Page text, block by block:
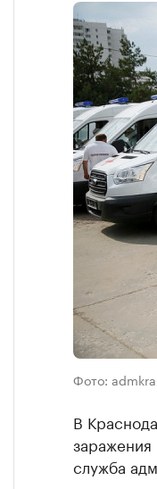
Фото:
В
служба